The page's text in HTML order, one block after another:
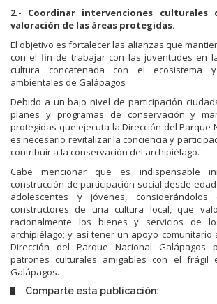
2.- Coordinar intervenciones culturales
valoración de las áreas protegidas.
El objetivo es fortalecer las alianzas que
con el fin de trabajar con las juventudes en
cultura concatenada con el ecosistema
ambientales de Galápagos
Debido a un bajo nivel de participación
planes y programas de conservación y
protegidas que ejecuta la Dirección del Parque
es necesario revitalizar la conciencia y
contribuir a la conservación del archipiélago.
Cabe mencionar que es indispensable
construcción de participación social desde
adolescentes y jóvenes,
constructores de una cultura local, que
racionalmente los bienes y servicios de
archipiélago; y así tener un apoyo comunitario
Dirección del Parque Nacional Galápagos
patrones culturales amigables con el frágil
Galápagos.
Comparte esta publicación: